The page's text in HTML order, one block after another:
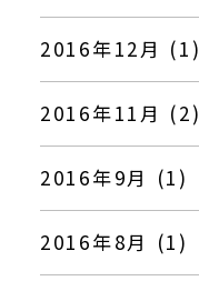
2016年12月 (1)
2016年11月 (2)
2016年9月 (1)
2016年8月 (1)